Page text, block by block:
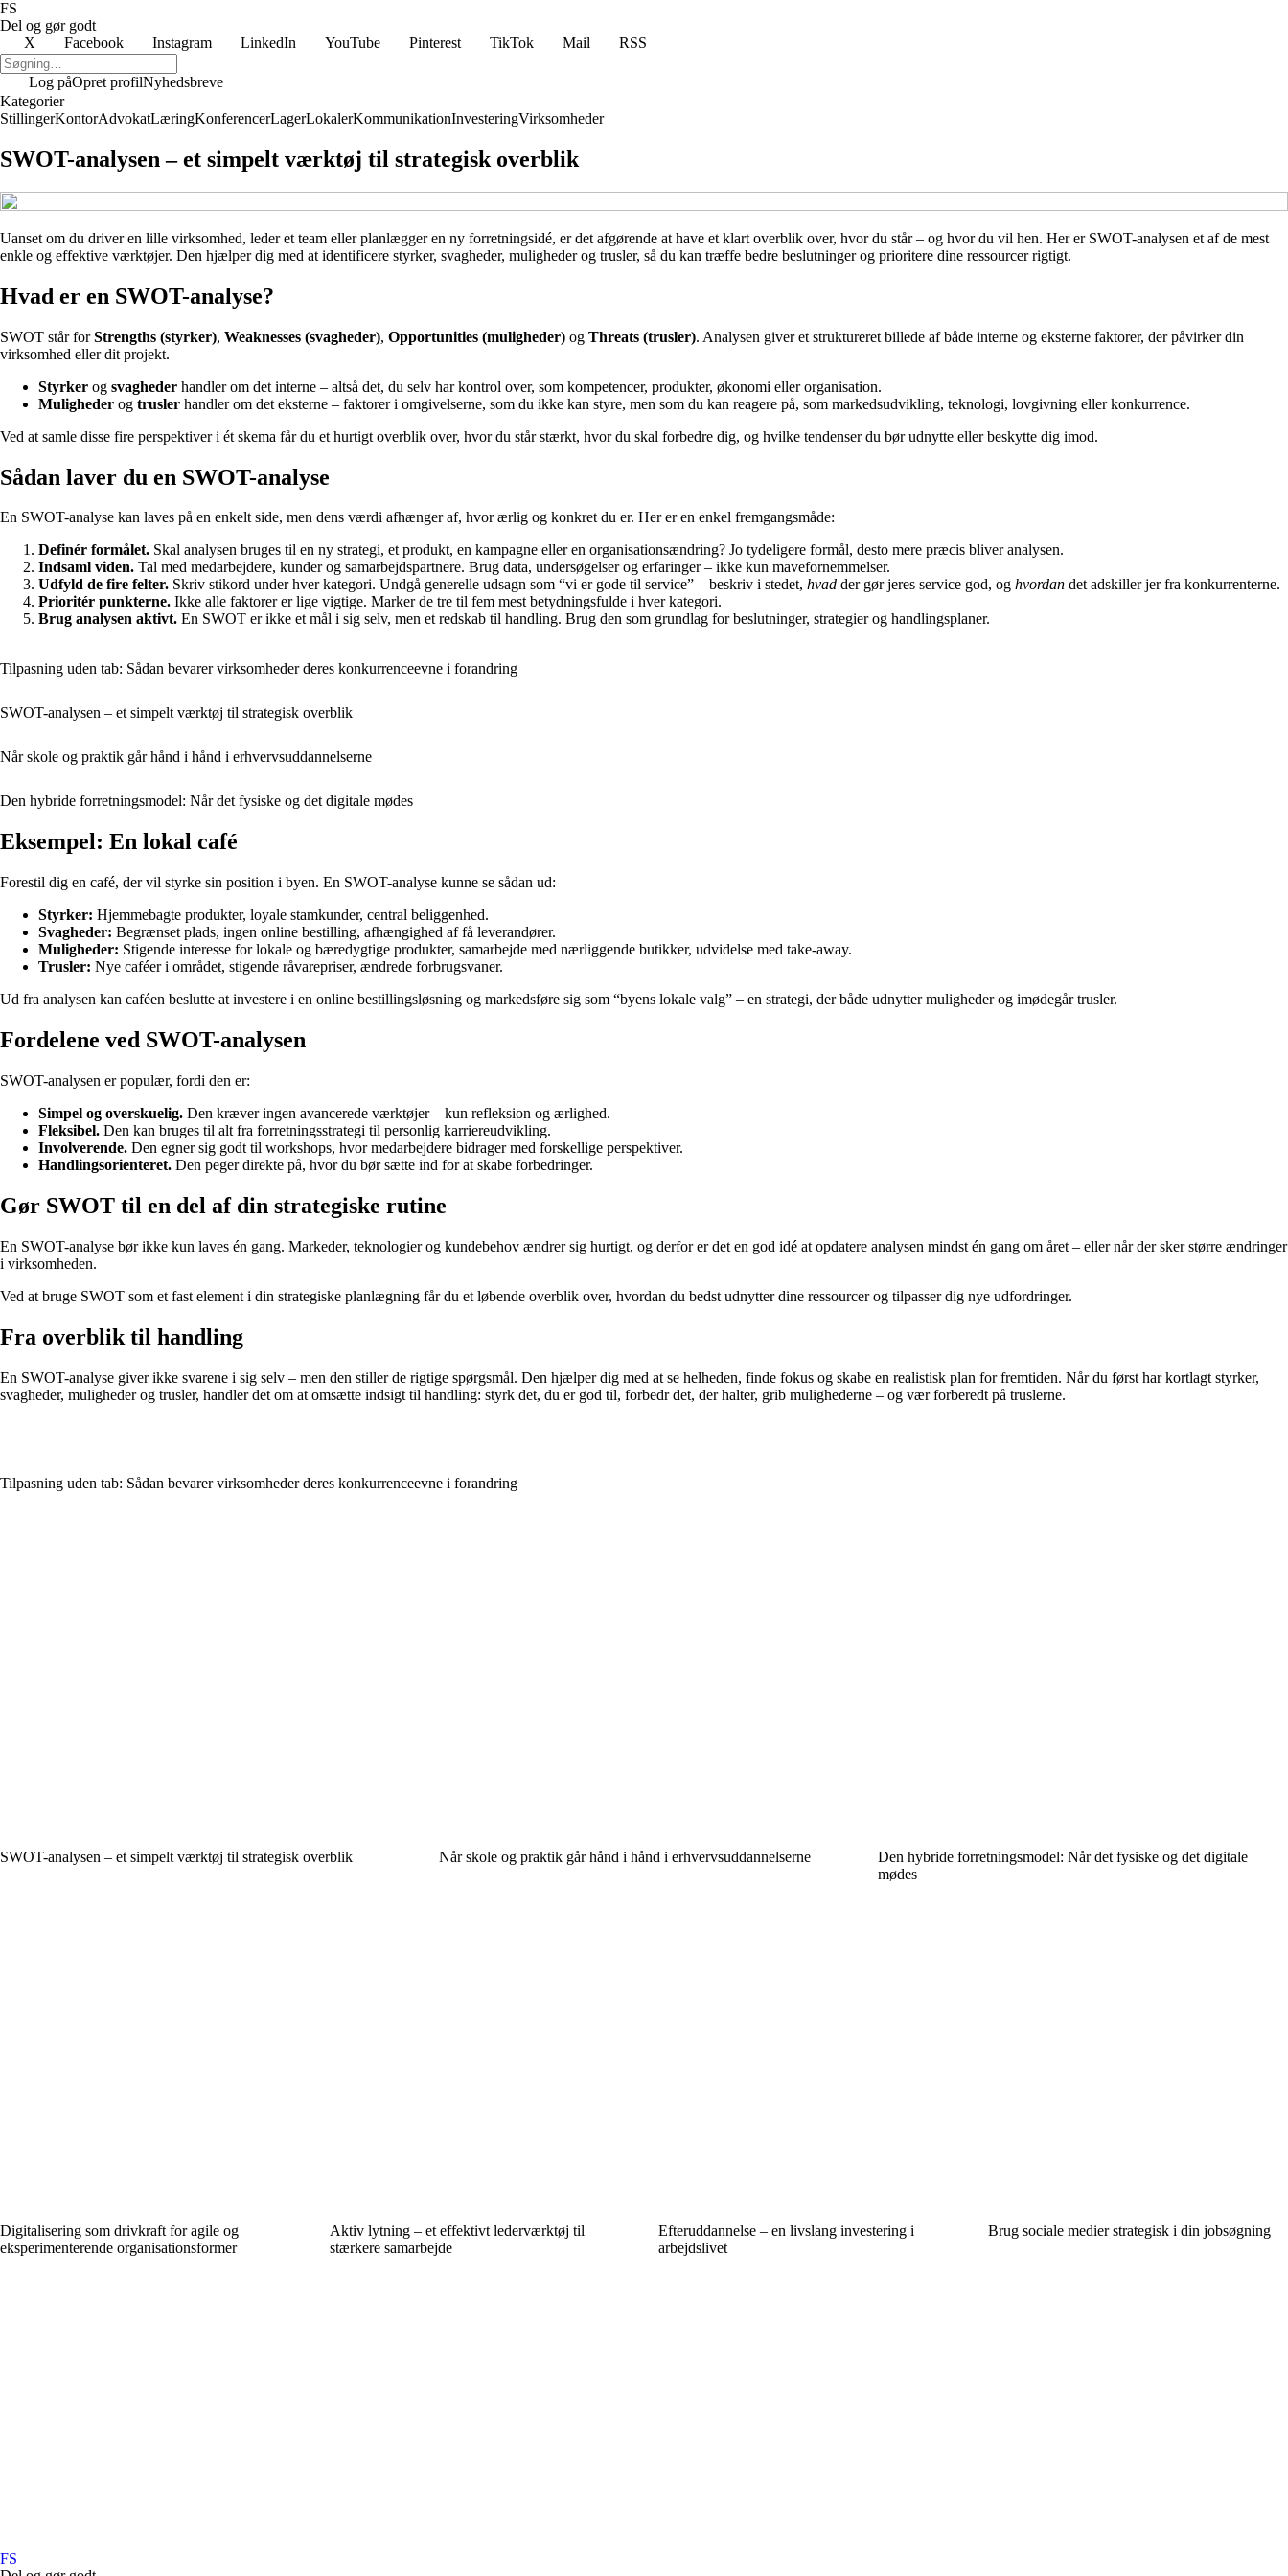
FS
Del og gør godt
X
Facebook Instagram LinkedIn YouTube Pinterest TikTok Mail RSS
Log påOpret profilNyhedsbreve
Kategorier
StillingerKontorAdvokatLæringKonferencerLagerLokalerKommunikationInvesteringVirksomheder
SWOT-analysen – et simpelt værktøj til strategisk overblik
Uanset om du driver en lille virksomhed, leder et team eller planlægger en ny forretningsidé, er det afgørende at have et klart overblik over, hvor du står – og hvor du vil hen. Her er SWOT-analysen et af de mest
enkle og effektive værktøjer. Den hjælper dig med at identificere styrker, svagheder, muligheder og trusler, så du kan træffe bedre beslutninger og prioritere dine ressourcer rigtigt.
Hvad er en SWOT-analyse?
SWOT står forStrengths (styrker), Weaknesses (svagheder), Opportunities (muligheder) og Threats (trusler). Analysen giver et struktureret billede af både interne og eksterne faktorer, der påvirker din
virksomhed eller dit projekt.
Styrker og svagheder handler om det interne – altså det, du selv har kontrol over, som kompetencer, produkter, økonomi eller organisation.
Muligheder og trusler handler om det eksterne – faktorer i omgivelserne, som du ikke kan styre, men som du kan reagere på, som markedsudvikling, teknologi, lovgivning eller konkurrence.
Ved at samle disse fire perspektiver i ét skema får du et hurtigt overblik over, hvor du står stærkt, hvor du skal forbedre dig, og hvilke tendenser du bør udnytte eller beskytte dig imod.
Sådan laver du en SWOT-analyse
En SWOT-analyse kan laves på en enkelt side, men dens værdi afhænger af, hvor ærlig og konkret du er. Her er en enkel fremgangsmåde:
Definér formålet. Skal analysen bruges til en ny strategi, et produkt, en kampagne eller en organisationsændring? Jo tydeligere formål, desto mere præcis bliver analysen.
Indsaml viden. Tal med medarbejdere, kunder og samarbejdspartnere. Brug data, undersøgelser og erfaringer – ikke kun mavefornemmelser.
Udfyld de fire felter. Skriv stikord under hver kategori. Undgå generelle udsagn som “vi er gode til service” – beskriv i stedet, hvad der gør jeres service god, og hvordan det adskiller jer fra konkurrenterne.
Prioritér punkterne. Ikke alle faktorer er lige vigtige. Marker de tre til fem mest betydningsfulde i hver kategori.
Brug analysen aktivt. En SWOT er ikke et mål i sig selv, men et redskab til handling. Brug den som grundlag for beslutninger, strategier og handlingsplaner.
Tilpasning uden tab: Sådan bevarer virksomheder deres konkurrenceevne i forandring
SWOT-analysen – et simpelt værktøj til strategisk overblik
Når skole og praktik går hånd i hånd i erhvervsuddannelserne
Den hybride forretningsmodel: Når det fysiske og det digitale mødes
Eksempel: En lokal café
Forestil dig en café, der vil styrke sin position i byen. En SWOT-analyse kunne se sådan ud:
Styrker: Hjemmebagte produkter, loyale stamkunder, central beliggenhed.
Svagheder: Begrænset plads, ingen online bestilling, afhængighed af få leverandører.
Muligheder: Stigende interesse for lokale og bæredygtige produkter, samarbejde med nærliggende butikker, udvidelse med take-away.
Trusler: Nye caféer i området, stigende råvarepriser, ændrede forbrugsvaner.
Ud fra analysen kan caféen beslutte at investere i en online bestillingsløsning og markedsføre sig som “byens lokale valg” – en strategi, der både udnytter muligheder og imødegår trusler.
Fordelene ved SWOT-analysen
SWOT-analysen er populær, fordi den er:
Simpel og overskuelig. Den kræver ingen avancerede værktøjer – kun refleksion og ærlighed.
Fleksibel. Den kan bruges til alt fra forretningsstrategi til personlig karriereudvikling.
Involverende. Den egner sig godt til workshops, hvor medarbejdere bidrager med forskellige perspektiver.
Handlingsorienteret. Den peger direkte på, hvor du bør sætte ind for at skabe forbedringer.
Gør SWOT til en del af din strategiske rutine
En SWOT-analyse bør ikke kun laves én gang. Markeder, teknologier og kundebehov ændrer sig hurtigt, og derfor er det en god idé at opdatere analysen mindst én gang om året – eller når der sker større ændringer
i virksomheden.
Ved at bruge SWOT som et fast element i din strategiske planlægning får du et løbende overblik over, hvordan du bedst udnytter dine ressourcer og tilpasser dig nye udfordringer.
Fra overblik til handling
En SWOT-analyse giver ikke svarene i sig selv – men den stiller de rigtige spørgsmål. Den hjælper dig med at se helheden, finde fokus og skabe en realistisk plan for fremtiden. Når du først har kortlagt styrker,
svagheder, muligheder og trusler, handler det om at omsætte indsigt til handling: styrk det, du er god til, forbedr det, der halter, grib mulighederne – og vær forberedt på truslerne.
Tilpasning uden tab: Sådan bevarer virksomheder deres konkurrenceevne i forandring
SWOT-analysen – et simpelt værktøj til strategisk overblik Når skole og praktik går hånd i hånd i erhvervsuddannelserne
Den hybride forretningsmodel: Når det fysiske og det digitale
mødes
Digitalisering som drivkraft for agile og
eksperimenterende organisationsformer
Aktiv lytning – et effektivt lederværktøj til
stærkere samarbejde
Efteruddannelse – en livslang investering i
arbejdslivet
Brug sociale medier strategisk i din jobsøgning
FS